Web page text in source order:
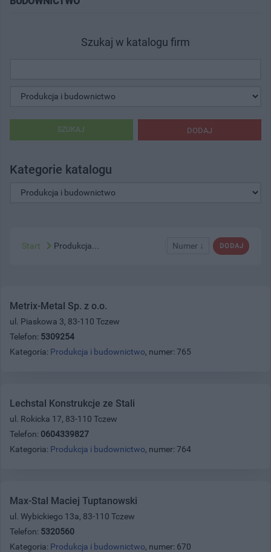
Szukaj w katalogu firm
DODAJ
SZUKAJ
Kategorie katalogu
DODAJ
Numer ↓
Start Produkcja...
Metrix-Metal Sp. z o.o.
ul. Piaskowa 3, 83-110 Tczew
Telefon: 5309254
Kategoria: Produkcja i budownictwo, numer: 765
Lechstal Konstrukcje ze Stali
ul. Rokicka 17, 83-110 Tczew
Telefon: 0604339827
Kategoria: Produkcja i budownictwo, numer: 764
Max-Stal Maciej Tuptanowski
ul. Wybickiego 13a, 83-110 Tczew
Telefon: 5320560
Kategoria: Produkcja i budownictwo, numer: 670